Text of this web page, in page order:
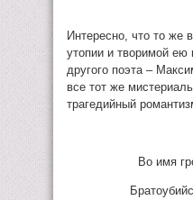
Интересно, что то же
утопии и творимой ею
другого поэта –
все тот же
трагедийный
Во имя